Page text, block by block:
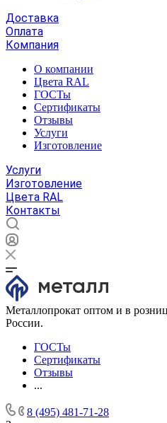
Доставка
Оплата
Компания
О компании
Цвета RAL
ГОСТы
Сертификаты
Отзывы
Услуги
Изготовление
Услуги
Изготовление
Цвета RAL
Контакты
Металлопрокат оптом и в
России.
ГОСТы
Сертификаты
Отзывы
...
8 (495) 481-71-28